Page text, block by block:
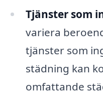
Tjänster som
variera
tjänster som
städning kan
omfattande